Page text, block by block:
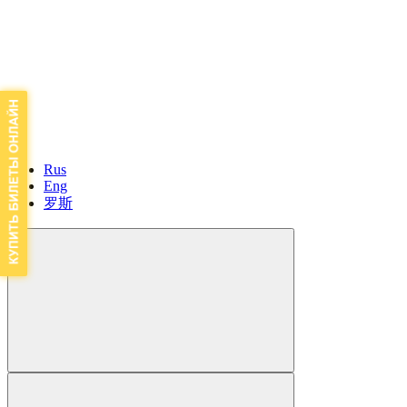
Rus
Eng
罗斯